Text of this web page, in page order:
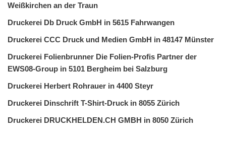
Weißkirchen an der Traun
Druckerei Db Druck GmbH in 5615 Fahrwangen
Druckerei CCC Druck und Medien GmbH in 48147 Münster
Druckerei Folienbrunner Die Folien-Profis Partner der
EWS08-Group in 5101 Bergheim bei Salzburg
Druckerei Herbert Rohrauer in 4400 Steyr
Druckerei Dinschrift T-Shirt-Druck in 8055 Zürich
Druckerei DRUCKHELDEN.CH GMBH in 8050 Zürich